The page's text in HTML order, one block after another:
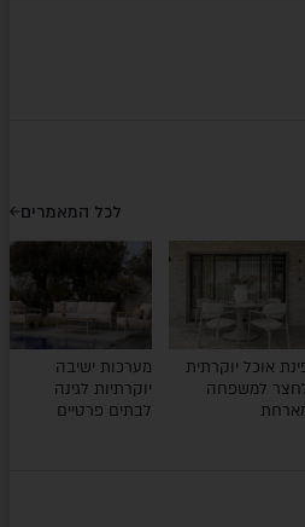
לכל המאמרים
אוכל יוקרתית
למשפחה
מערכות ישיבה
יוקרתיות לגינה
לבתים פרטיים